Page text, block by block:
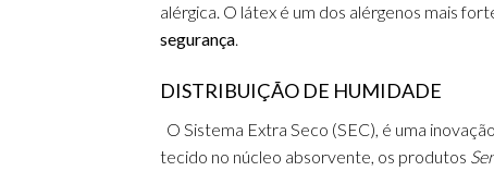
alérgica. O látex é um dos alérgenos mais
segurança.
DISTRIBUIÇÃO DE HUMIDADE
O Sistema Extra Seco (SEC), é uma
tecido no núcleo absorvente, os produtos